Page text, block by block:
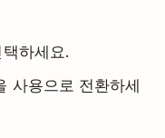
하세요.
사용으로 전환하세